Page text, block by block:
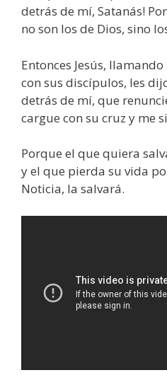
detrás de mí, Satanás!
no son los de Dios, sino
Entonces Jesús,
con sus discípulos, les
detrás de mí, que
cargue con su cruz y me
Porque el que quiera
y el que pierda su vida
Noticia, la salvará.